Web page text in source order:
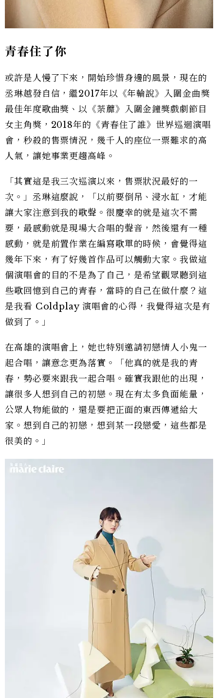
青春住了你
或許是人慢了下來，開始珍惜身邊的風景，現在的
丞琳越發自信，繼2017年以《年輪說》入圍金曲獎
最佳年度歌曲獎、以《荼蘼》入圍金鐘獎戲劇節目
女主角獎，2018年的《青春住了誰》世界巡迴演唱
會，秒殺的售票情況，幾千人的座位一票難求的高
人氣，讓她事業更趨高峰。
「其實這是我三次巡演以來，售票狀況最好的一
次。」丞琳這麼說，「以前要倒吊、浸水缸，才能
讓大家注意到我的歌聲。很慶幸的就是這次不需
要，最感動就是現場大合唱的聲音，然後還有一種
感動，就是前置作業在編寫歌單的時候，會覺得這
幾年下來，有了好幾首作品可以觸動大家。我做這
個演唱會的目的不是為了自己，是希望觀眾聽到這
些歌回憶到自己的青春，當時的自己在做什麼？這
是我看 Coldplay 演唱會的心得，我覺得這次是有
做到了。」
在高雄的演唱會上，她也特別邀請初戀情人小鬼一
起合唱，讓意念更為落實。「他真的就是我的青
春，勢必要來跟我一起合唱。確實我跟他的出現，
讓很多人想到自己的初戀。現在有太多負面能量，
公眾人物能做的，還是要把正面的東西傳遞給大
家。想到自己的初戀，想到某一段戀愛，這些都是
很美的。」